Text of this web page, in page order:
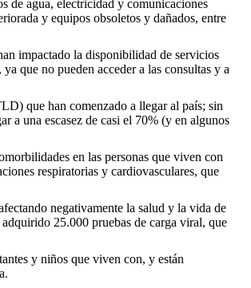
de agua, electricidad y comunicaciones
y equipos obsoletos y dañados, entre
impactado la disponibilidad de servicios
que no pueden acceder a las consultas y a
que han comenzado a llegar al país; sin
a una escasez de casi el 70% (y en algunos
en las personas que viven con
respiratorias y cardiovasculares, que
negativamente la salud y la vida de
25.000 pruebas de carga viral, que
y niños que viven con, y están